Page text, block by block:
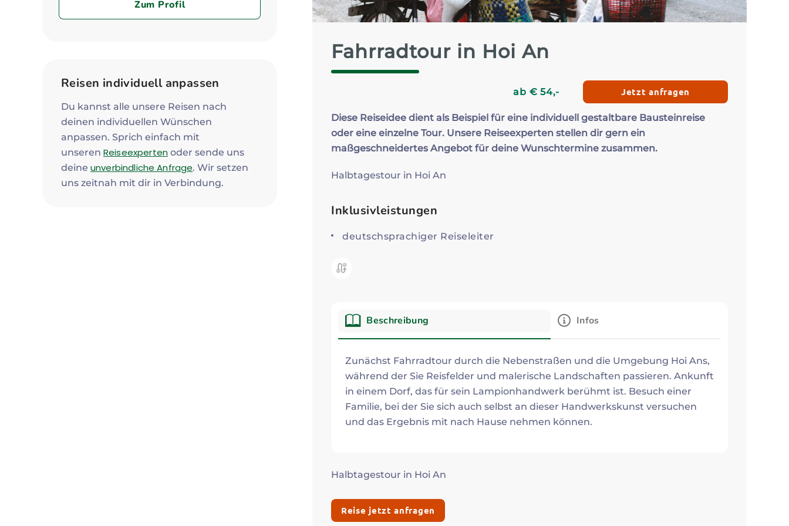
Fahrradtour in Hoi An
ab € 54,- Jetzt anfragen
Diese Reiseidee dient als Beispiel für eine individuell gestaltbare Bausteinreise
oder eine einzelne Tour. Unsere Reiseexperten stellen dir gern ein
maßgeschneidertes Angebot für deine Wunschtermine zusammen.
Halbtagestour in Hoi An
Inklusivleistungen
deutschsprachiger Reiseleiter
Kategorie:
Beschreibung Infos
Beschreibung
Zunächst Fahrradtour durch die Nebenstraßen und die Umgebung Hoi Ans,
während der Sie Reisfelder und malerische Landschaften passieren. Ankunft
in einem Dorf, das für sein Lampionhandwerk berühmt ist. Besuch einer
Familie, bei der Sie sich auch selbst an dieser Handwerkskunst versuchen
und das Ergebnis mit nach Hause nehmen können.
Halbtagestour in Hoi An
Reise jetzt anfragen
Zum Profil Zum Profil Zum Profil
Reisen individuell anpassen
Du kannst alle unsere Reisen nach
deinen individuellen Wünschen
anpassen. Sprich einfach mit
unseren Reiseexpertenoder sende uns
deine unverbindliche Anfrage. Wir setzen
uns zeitnah mit dir in Verbindung.